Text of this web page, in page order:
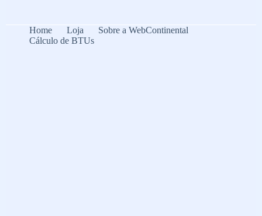
Home Loja
Sobre a WebContinental
Cálculo de BTUs